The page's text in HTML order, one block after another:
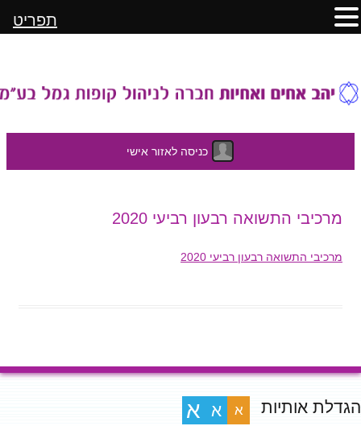
כניסה לאזור אישי
לתוכן
מרכיבי התשואה רבעון רביעי 2020
מרכיבי התשואה רבעון רביעי 2020
הגדלת אותיות א א א
תפריט